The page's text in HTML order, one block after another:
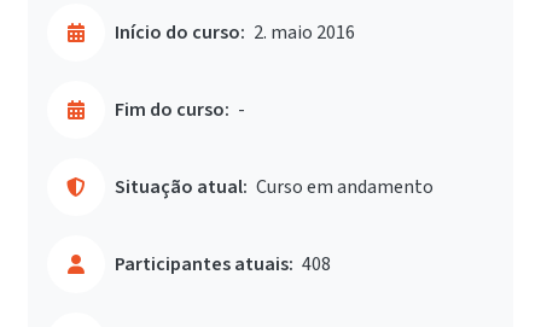
Início do curso: 2. maio 2016
Fim do curso: -
Situação atual: Curso em andamento
Participantes atuais: 408